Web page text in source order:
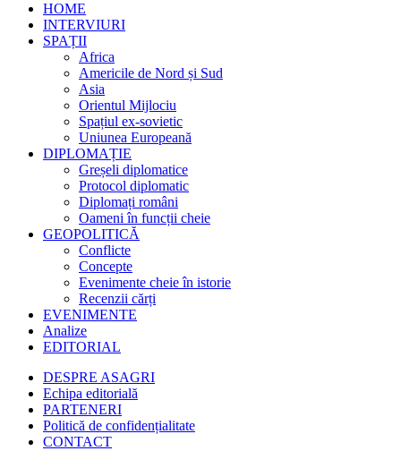
HOME
INTERVIURI
SPAȚII
Africa
Americile de Nord și Sud
Asia
Orientul Mijlociu
Spațiul ex-sovietic
Uniunea Europeană
DIPLOMAȚIE
Greșeli diplomatice
Protocol diplomatic
Diplomați români
Oameni în funcții cheie
GEOPOLITICĂ
Conflicte
Concepte
Evenimente cheie în istorie
Recenzii cărți
EVENIMENTE
Analize
EDITORIAL
DESPRE ASAGRI
Echipa editorială
PARTENERI
Politică de confidențialitate
CONTACT